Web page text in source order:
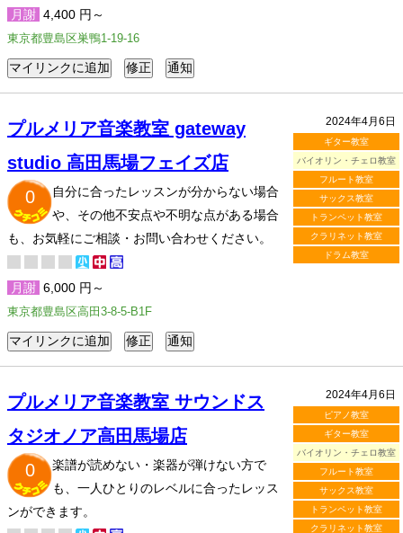
月謝 4,400 円～
東京都豊島区巣鴨1-19-16
2024年4月6日
ギター教室
バイオリン・チェロ教室
フルート教室
サックス教室
トランペット教室
クラリネット教室
ドラム教室
プルメリア音楽教室 gateway
studio 高田馬場フェイズ店
0
自分に合ったレッスンが分からない場合
や、その他不安点や不明な点がある場合
も、お気軽にご相談・お問い合わせください。
月謝 6,000 円～
東京都豊島区高田3-8-5-B1F
2024年4月6日
ピアノ教室
ギター教室
バイオリン・チェロ教室
フルート教室
サックス教室
トランペット教室
クラリネット教室
プルメリア音楽教室 サウンドス
タジオノア高田馬場店
0
楽譜が読めない・楽器が弾けない方で
も、一人ひとりのレベルに合ったレッス
ンができます。